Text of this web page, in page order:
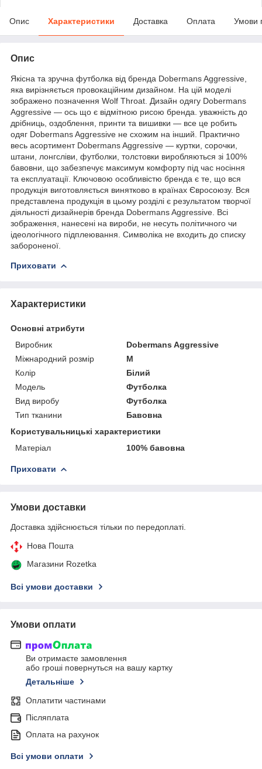
Опис Характеристики Доставка Оплата Умови
Опис
Якісна та зручна футболка від бренда Dobermans Aggressive,
яка вирізняється провокаційним дизайном. На цій моделі
зображено позначення Wolf Throat. Дизайн одягу Dobermans
Aggressive — ось що є відмітною рисою бренда. уважність до
дрібниць, оздоблення, принти та вишивки — все це робить
одяг Dobermans Aggressive не схожим на інший. Практично
весь асортимент Dobermans Aggressive — куртки, сорочки,
штани, лонгсліви, футболки, толстовки виробляються зі 100%
бавовни, що забезпечує максимум комфорту під час носіння
та експлуатації. Ключовою особливістю бренда є те, що вся
продукція виготовляється винятково в країнах Євросоюзу. Вся
представлена продукція в цьому розділі є результатом творчої
діяльності дизайнерів бренда Dobermans Aggressive. Всі
зображення, нанесені на вироби, не несуть політичного чи
ідеологічного підплеювання. Символіка не входить до списку
забороненої.
Приховати
Характеристики
Основні атрибути
Виробник
Dobermans Aggressive
Міжнародний розмір
M
Колір
Білий
Модель
Футболка
Вид виробу
Футболка
Тип тканини
Бавовна
Користувальницькі характеристики
Матеріал
100% бавовна
Приховати
Умови доставки
Доставка здійснюється тільки по передоплаті.
Нова Пошта
Магазини Rozetka
Всі умови доставки
Умови оплати
Ви отримаєте замовлення
або гроші повернуться на вашу картку
Детальніше
Оплатити частинами
Післяплата
Оплата на рахунок
Всі умови оплати